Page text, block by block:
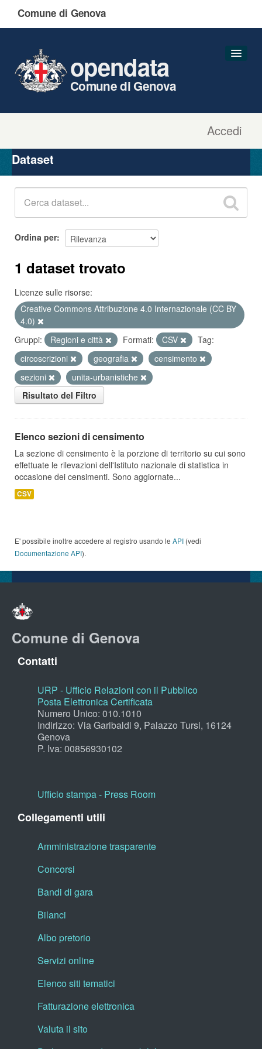
Comune di Genova
Accedi
opendata
Comune di Genova
Organizzazioni
Gruppi
Dataset
Ordina per
1 dataset trovato
Licenze sulle risorse:
Creative Commons Attribuzione 4.0 Internazionale (CC BY
4.0)
Gruppi:
Regioni e città Formati: CSV
Tag:
circoscrizioni
geografia
censimento
sezioni
unita-urbanistiche
Risultato del Filtro
Elenco sezioni di censimento
La sezione di censimento è la porzione di territorio su cui sono
effettuate le rilevazioni dell'Istituto nazionale di statistica in
occasione dei censimenti. Sono aggiornate...
CSV
E' possibile inoltre accedere al registro usando le API (vedi
Documentazione API).
Comune di Genova
Contatti
URP - Ufficio Relazioni con il Pubblico
Posta Elettronica Certificata
Numero Unico: 010.1010
Indirizzo: Via Garibaldi 9, Palazzo Tursi, 16124
Genova
P. Iva: 00856930102
Ufficio stampa - Press Room
Collegamenti utili
Amministrazione trasparente
Concorsi
Bandi di gara
Bilanci
Albo pretorio
Servizi online
Elenco siti tematici
Fatturazione elettronica
Valuta il sito